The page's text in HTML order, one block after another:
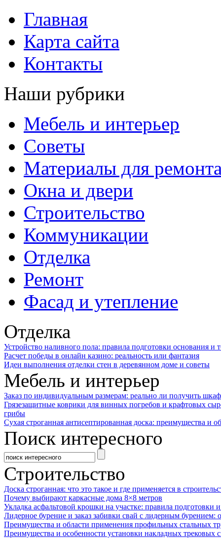
Главная
Карта сайта
Контакты
Наши рубрики
Мебель и интерьер
Советы
Материалы для
Окна и двери
Строительство
Коммуникации
Отделка
Ремонт
Фасад и утепление
Отделка
Устройство наливного пола: правила подготовки основания и
Расчет победы в онлайн казино: реальность или фантазия
Идеи выполнения отделки стен в деревянном доме и советы
Мебель и интерьер
Заказ по индивидуальным размерам: реально ли получить
Грязезащитные коврики для винных погребов и крафтовых
грибы
Сухая строганная антисептированная доска: преимущества и
Поиск интересного
Строительство
Доска строганная: что это такое и где применяется в
Почему выбирают каркасные дома 8×8 метров
Укладка асфальтовой крошки на участке: правила подготовки
Лидерное бурение и заказ забивки свай с лидерным бурением:
Преимущества и области применения профильных стальных
Преимущества и особенности установки накладных трековых